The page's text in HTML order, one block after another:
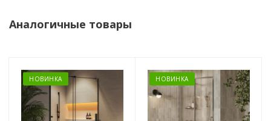
Аналогичные товары
НОВИНКА НОВИНКА